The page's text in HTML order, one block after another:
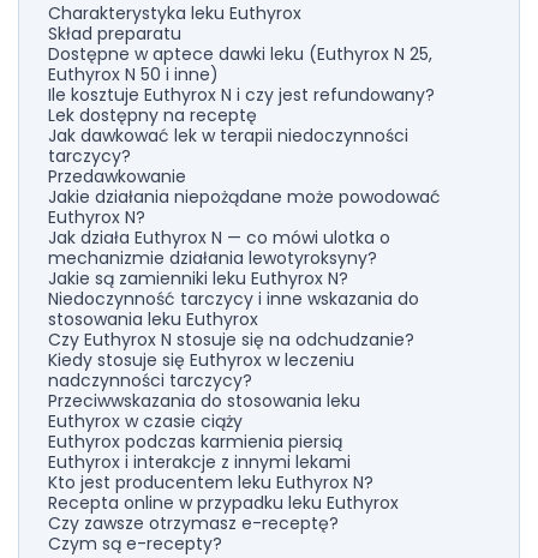
Charakterystyka leku Euthyrox
Skład preparatu
Dostępne w aptece dawki leku (Euthyrox N 25,
Euthyrox N 50 i inne)
Ile kosztuje Euthyrox N i czy jest refundowany?
Lek dostępny na receptę
Jak dawkować lek w terapii niedoczynności
tarczycy?
Przedawkowanie
Jakie działania niepożądane może powodować
Euthyrox N?
Jak działa Euthyrox N — co mówi ulotka o
mechanizmie działania lewotyroksyny?
Jakie są zamienniki leku Euthyrox N?
Niedoczynność tarczycy i inne wskazania do
stosowania leku Euthyrox
Czy Euthyrox N stosuje się na odchudzanie?
Kiedy stosuje się Euthyrox w leczeniu
nadczynności tarczycy?
Przeciwwskazania do stosowania leku
Euthyrox w czasie ciąży
Euthyrox podczas karmienia piersią
Euthyrox i interakcje z innymi lekami
Kto jest producentem leku Euthyrox N?
Recepta online w przypadku leku Euthyrox
Czy zawsze otrzymasz e-receptę?
Czym są e-recepty?